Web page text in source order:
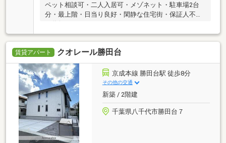
ペット相談可・二人入居可・メゾネット・駐車場2台
分・最上階・日当り良好・閑静な住宅街・保証人不要
／代行
賃貸アパート クオレール勝田台
京成本線 勝田台駅 徒歩8分
その他の交通
新築 / 2階建
千葉県八千代市勝田台７